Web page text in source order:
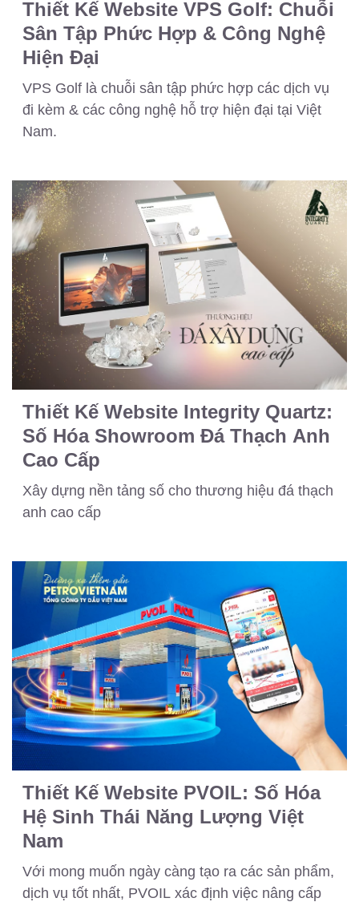
Thiết Kế Website VPS Golf: Chuỗi
Sân Tập Phức Hợp & Công Nghệ
Hiện Đại
VPS Golf là chuỗi sân tập phức hợp các dịch vụ
đi kèm & các công nghệ hỗ trợ hiện đại tại Việt
Nam.
Thiết Kế Website Integrity Quartz:
Số Hóa Showroom Đá Thạch Anh
Cao Cấp
Xây dựng nền tảng số cho thương hiệu đá thạch
anh cao cấp
Thiết Kế Website PVOIL: Số Hóa
Hệ Sinh Thái Năng Lượng Việt
Nam
Với mong muốn ngày càng tạo ra các sản phẩm,
dịch vụ tốt nhất, PVOIL xác định việc nâng cấp